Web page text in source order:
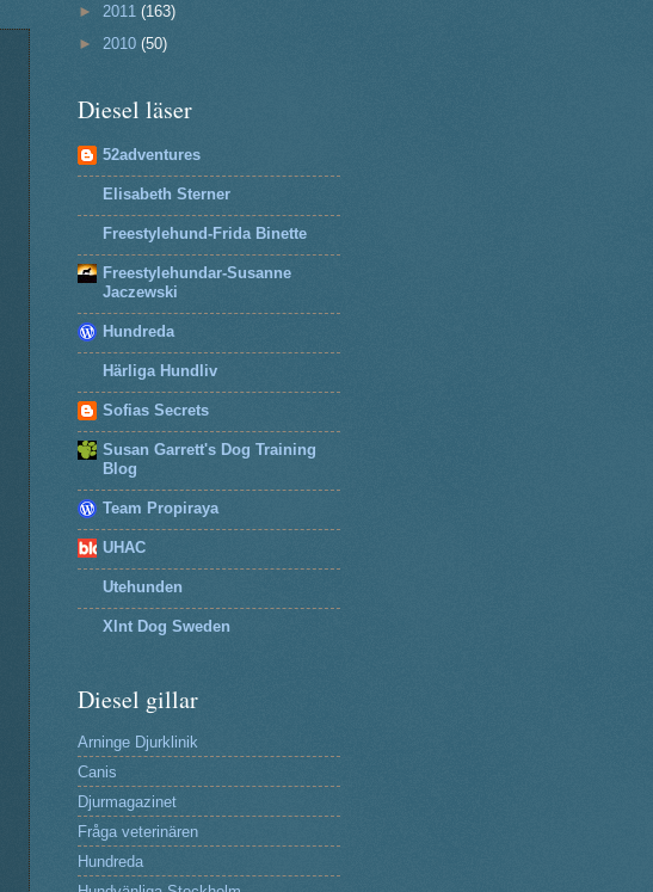
► 2011 (163)
► 2010 (50)
Diesel läser
52adventures
Elisabeth Sterner
Freestylehund-Frida Binette
Freestylehundar-Susanne
Jaczewski
Hundreda
Härliga Hundliv
Sofias Secrets
Susan Garrett's Dog Training
Blog
Team Propiraya
UHAC
Utehunden
Xlnt Dog Sweden
Diesel gillar
Arninge Djurklinik
Canis
Djurmagazinet
Fråga veterinären
Hundreda